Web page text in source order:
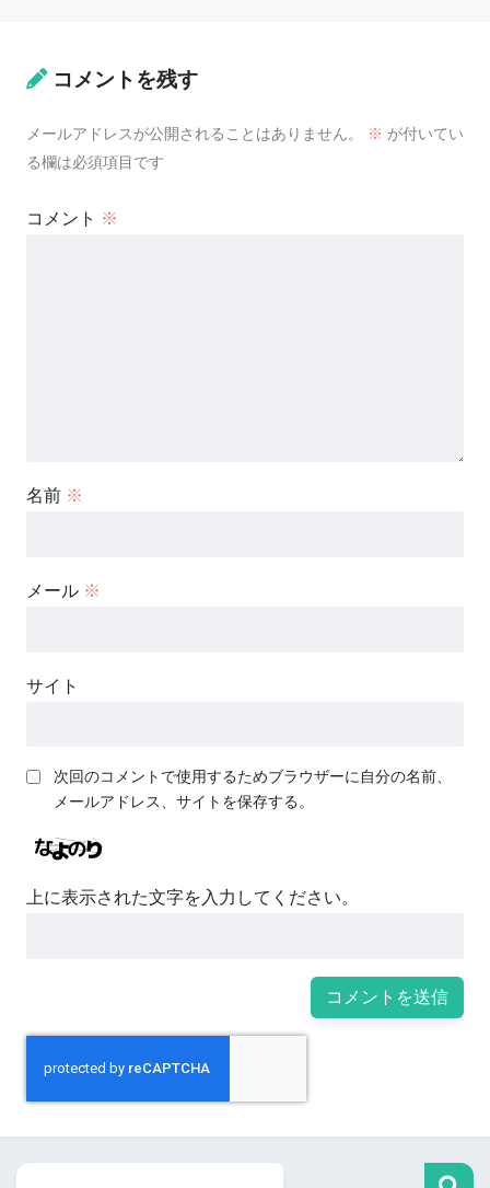
コメントを残す
メールアドレスが公開されることはありません。 ※ が付いてい
る欄は必須項目です
コメント ※
名前 ※
メール ※
サイト
次回のコメントで使用するためブラウザーに自分の名前、
メールアドレス、サイトを保存する。
上に表示された文字を入力してください。